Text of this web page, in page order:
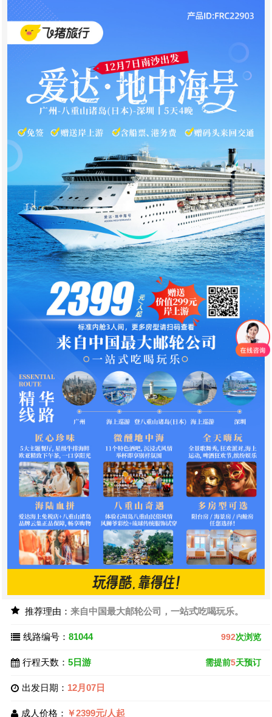
推荐理由： 来自中国最大邮轮公司，一站式吃喝玩乐。
线路编号： 81044 992次浏览
行程天数： 5日游 需提前5天预订
出发日期： 12月07日
成人价格： ￥2399元/人起
点这里,与国旅客服聊一聊旅游,交个旅朋友!